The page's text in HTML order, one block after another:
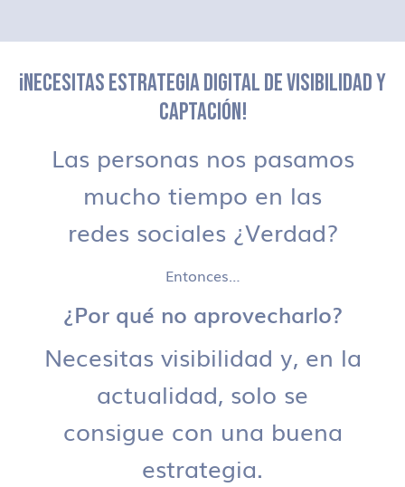
¡NECESITAS ESTRATEGIA DIGITAL DE VISIBILIDAD Y
CAPTACIÓN!
Las personas nos pasamos
mucho tiempo en las
redes sociales ¿Verdad?
Entonces…
¿Por qué no aprovecharlo?
Necesitas visibilidad y, en la
actualidad, solo se
consigue con una buena
estrategia.